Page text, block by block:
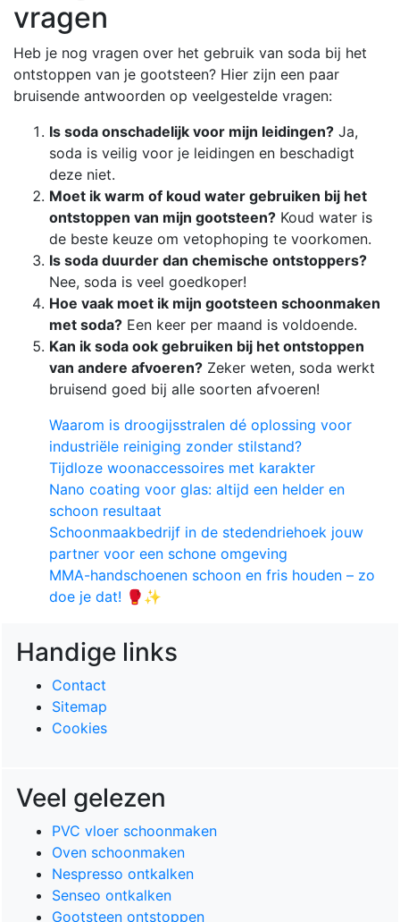
vragen
Heb je nog vragen over het gebruik van soda bij het
ontstoppen van je gootsteen? Hier zijn een paar
bruisende antwoorden op veelgestelde vragen:
Is soda onschadelijk voor mijn leidingen? Ja,
soda is veilig voor je leidingen en beschadigt
deze niet.
Moet ik warm of koud water gebruiken bij het
ontstoppen van mijn gootsteen? Koud water is
de beste keuze om vetophoping te voorkomen.
Is soda duurder dan chemische ontstoppers?
Nee, soda is veel goedkoper!
Hoe vaak moet ik mijn gootsteen schoonmaken
met soda? Een keer per maand is voldoende.
Kan ik soda ook gebruiken bij het ontstoppen
van andere afvoeren? Zeker weten, soda werkt
bruisend goed bij alle soorten afvoeren!
Waarom is droogijsstralen dé oplossing voor
industriële reiniging zonder stilstand?
Tijdloze woonaccessoires met karakter
Nano coating voor glas: altijd een helder en
schoon resultaat
Schoonmaakbedrijf in de stedendriehoek jouw
partner voor een schone omgeving
MMA-handschoenen schoon en fris houden – zo
doe je dat! 🥊✨
Handige links
Contact
Sitemap
Cookies
Veel gelezen
PVC vloer schoonmaken
Oven schoonmaken
Nespresso ontkalken
Senseo ontkalken
Gootsteen ontstoppen